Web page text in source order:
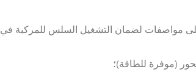
مواصفات لضمان التشغيل السلس للمركبة في
(موفرة للطاقة)؛